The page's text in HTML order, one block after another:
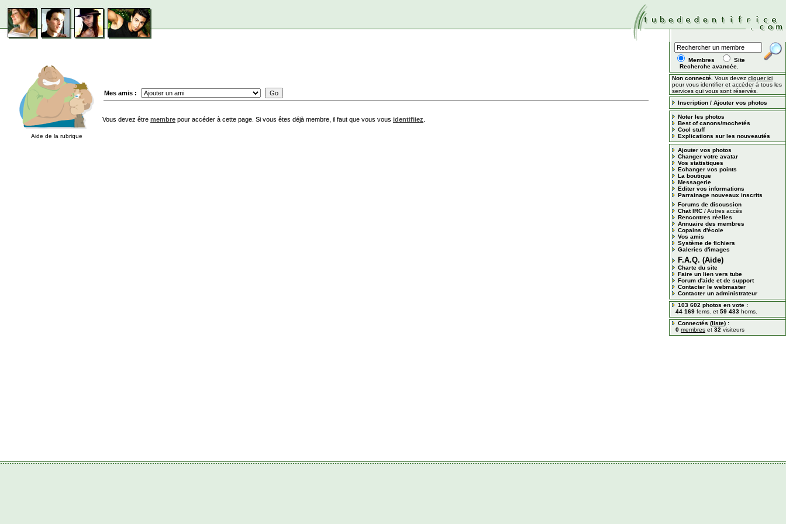
Aide de la rubrique
Mes amis :
Vous devez être membre pour accéder à cette page. Si vous êtes déjà membre, il faut que vous vous identifiiez
Membres
Site
Recherche avancée.
Non connecté. Vous devez cliquer ici
pour vous identifier et accéder à tous les
services qui vous sont réservés.
Inscription / Ajouter vos photos
Noter les photos
Best of canons/mochetés
Cool stuff
Explications sur les nouveautés
Ajouter vos photos
Changer votre avatar
Vos statistiques
Echanger vos points
La boutique
Messagerie
Editer vos informations
Parrainage nouveaux inscrits
Forums de discussion
Chat IRC /Autres accès
Rencontres réelles
Annuaire des membres
Copains d'école
Vos amis
Système de fichiers
Galeries d'images
F.A.Q. (Aide)
Charte du site
Faire un lien vers tube
Forum d'aide et de support
Contacter le webmaster
Contacter un administrateur
103 602 photos en vote :
44 169 fems. et 59 433 homs.
Connectés (liste) :
0 membres et 32 visiteurs